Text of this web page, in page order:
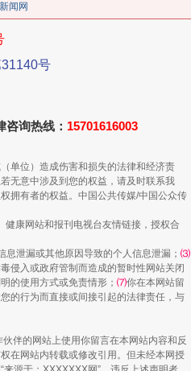
千亩耕地变“别墅”
闻网
号
询热线： 15701616003
单位）造成伤害和损失的法律和经济责
无意中涉及到您的权益，请及时联系我
拥有者的权益。中国公共传媒/中国公众传
康网站和报刊电视台友情链接，授权合
息泄漏或其他原因导致的个人信息泄漏； ⑶
侵入或政府管制而造成的暂时性网站关闭
的使用方式或免责情形； ⑺你在本网站留
的行为而直接或间接引起的法律责任，与
伴的网站上使用你留言在本网站内容和反
在网站内转载或修改引用。但未经本网授